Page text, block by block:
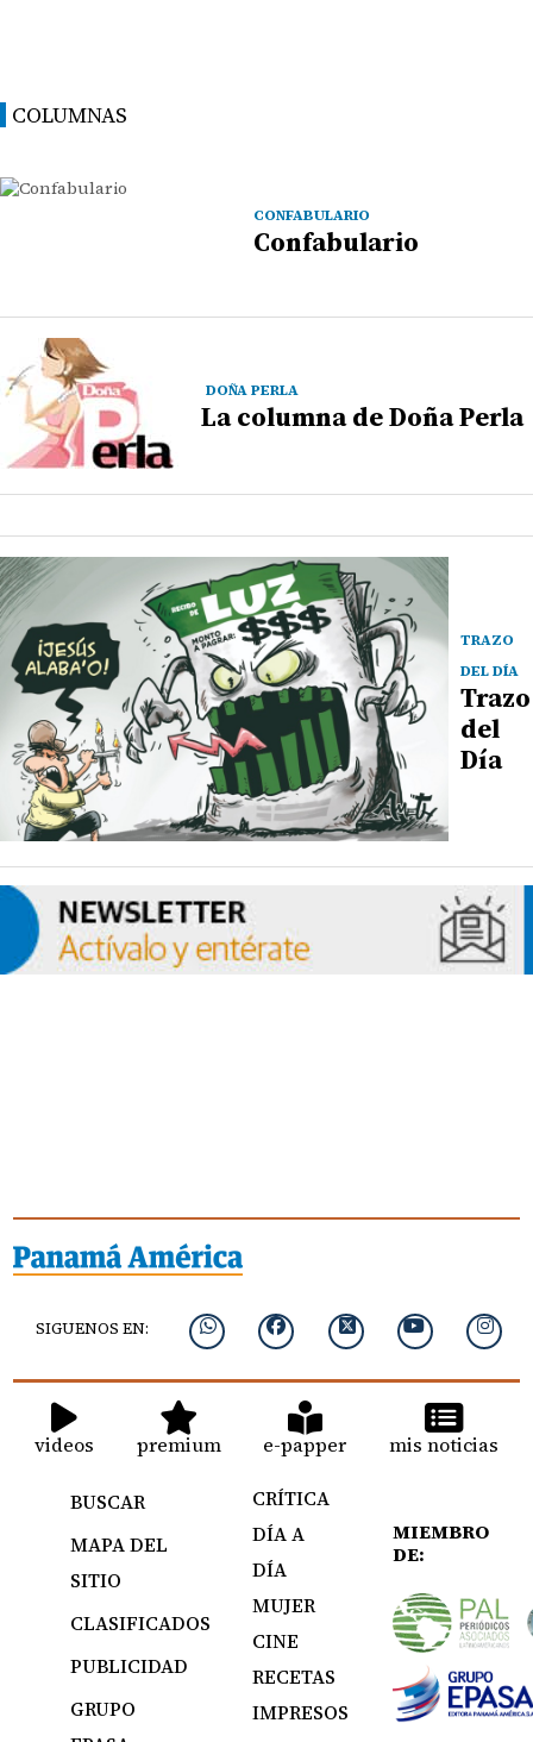
COLUMNAS
CONFABULARIO
Confabulario
DOÑA PERLA
La columna de Doña Perla
TRAZO
DEL DÍA
Trazo
del
Día
SIGUENOS EN:
videos premium e-papper mis noticias
BUSCAR
MAPA DEL
SITIO
CLASIFICADOS
PUBLICIDAD
GRUPO
CRÍTICA
DÍA A
DÍA
MUJER
CINE
RECETAS
IMPRESOS
MIEMBRO
DE: